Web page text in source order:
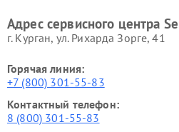
Адрес сервисного центра
г. Курган, ул. Рихарда Зорге, 41
Горячая линия:
+7 (800) 301-55-83
Контактный телефон:
8 (800) 301-55-83